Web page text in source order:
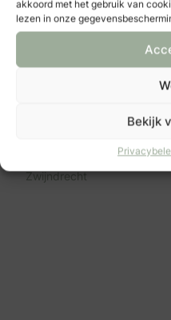
akkoord met het gebruik van
lezen in onze
Bekijk
H.A. Lorentzstraat 10
Zwijndrecht